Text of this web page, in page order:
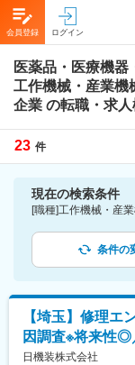
会員登録 ログイン
医薬品・医療機器
工作機械・産業機
企業 の転職・求
23 件
現在の検索条件
条件の
【埼玉】修理エ
因調査※将来性◎
日機装株式会社